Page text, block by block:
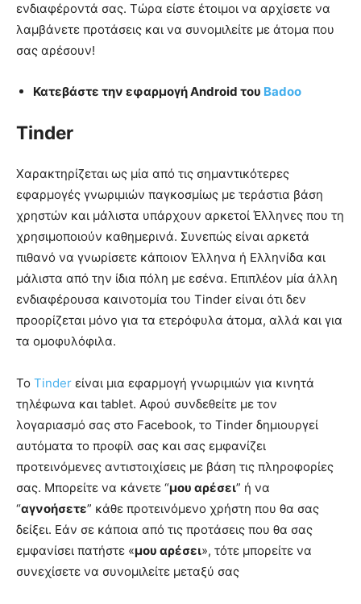
ενδιαφέροντά σας. Τώρα είστε έτοιμοι να αρχίσετε να
λαμβάνετε προτάσεις και να συνομιλείτε με άτομα που
σας αρέσουν!
Κατεβάστε την εφαρμογή Android του Badoo
Tinder
Χαρακτηρίζεται ως μία από τις σημαντικότερες
εφαρμογές γνωριμιών παγκοσμίως με τεράστια βάση
χρηστών και μάλιστα υπάρχουν αρκετοί Έλληνες που τη
χρησιμοποιούν καθημερινά. Συνεπώς είναι αρκετά
πιθανό να γνωρίσετε κάποιον Έλληνα ή Ελληνίδα και
μάλιστα από την ίδια πόλη με εσένα. Επιπλέον μία άλλη
ενδιαφέρουσα καινοτομία του Tinder είναι ότι δεν
προορίζεται μόνο για τα ετερόφυλα άτομα, αλλά και για
τα ομοφυλόφιλα.
Το Tinder είναι μια εφαρμογή γνωριμιών για κινητά
τηλέφωνα και tablet. Αφού συνδεθείτε με τον
λογαριασμό σας στο Facebook, το Tinder δημιουργεί
αυτόματα το προφίλ σας και σας εμφανίζει
προτεινόμενες αντιστοιχίσεις με βάση τις πληροφορίες
σας. Μπορείτε να κάνετε “μου αρέσει” ή να
“αγνοήσετε” κάθε προτεινόμενο χρήστη που θα σας
δείξει. Εάν σε κάποια από τις προτάσεις που θα σας
εμφανίσει πατήστε «μου αρέσει», τότε μπορείτε να
συνεχίσετε να συνομιλείτε μεταξύ σας